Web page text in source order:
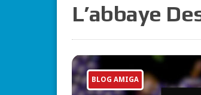
L’abbaye
BLOG AMIGA